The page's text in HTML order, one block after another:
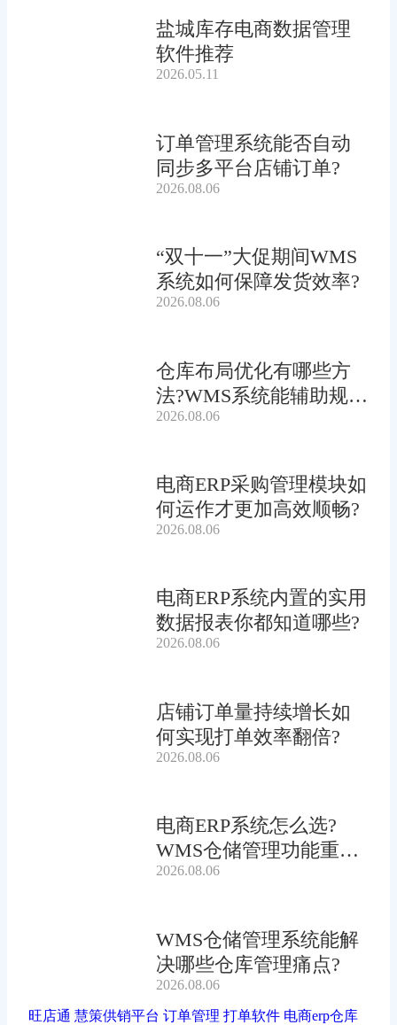
盐城库存电商数据管理
软件推荐
2026.05.11
订单管理系统能否自动
同步多平台店铺订单?
2026.08.06
“双十一”大促期间WMS
系统如何保障发货效率?
2026.08.06
仓库布局优化有哪些方
法?WMS系统能辅助规划
吗?
2026.08.06
电商ERP采购管理模块如
何运作才更加高效顺畅?
2026.08.06
电商ERP系统内置的实用
数据报表你都知道哪些?
2026.08.06
店铺订单量持续增长如
何实现打单效率翻倍?
2026.08.06
电商ERP系统怎么选?
WMS仓储管理功能重要
吗?
2026.08.06
WMS仓储管理系统能解
决哪些仓库管理痛点?
2026.08.06
旺店通 慧策供销平台 订单管理 打单软件 电商erp仓库